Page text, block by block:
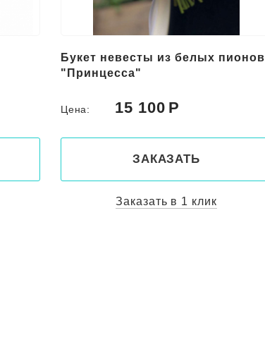
Букет невесты из белых пионов
"Принцесса"
Цена: 15 100
ЗАКАЗАТЬ
Заказать в 1 клик